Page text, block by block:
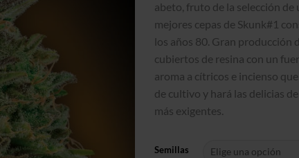
abeto, fruto de la selección de
mejores cepas de Skunk#1
los años 80. Gran producción
cubiertos de resina con un
aroma a cítricos e incienso
de cultivo y hará las delicias
más exigentes.
Semillas